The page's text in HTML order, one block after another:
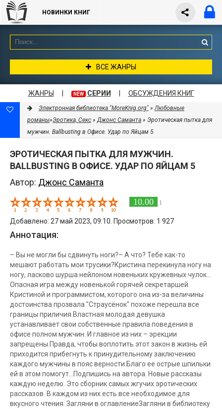
НОВИНКИ КНИГ
ВСЕ ЖАНРЫ
ЖАНРЫ NEW СЕРИИ ОБСУЖДЕНИЯ КНИГ
Электронная библиотека "MoreKnig.org" »Любовные
романы»Эротика, Секс »Джонс Саманта » Эротическая пытка для
мужчин. Ballbusting в Офисе. Удар по Яйцам 5
ЭРОТИЧЕСКАЯ ПЫТКА ДЛЯ МУЖЧИН.
BALLBUSTING В ОФИСЕ. УДАР ПО ЯЙЦАМ 5
Автор: Джонс Саманта
10.00 1
Добавлено: 27 май 2023, 09:10. Просмотров: 1 927
Аннотация:
– Вы не могли бы сдвинуть ноги?– А что? Тебе как-то
мешают работать мои трусики?Кристина перекинула ногу на
ногу, ласково шурша нейлоном новеньких кружевных чулок…
Опасная игра между новенькой горячей секретаршей
Кристиной и программистом, которого она из-за величины
достоинства прозвала "Страусёнок" похоже перешла все
границы приличия.Властная молодая девушка
устанавливает свои собственные правила поведения в
офисе полном мужчин. И главное из них – эрекции
запрещены.Правда, чтобы воплотить этот закон в жизнь ей
приходится прибегнуть к принудительному заключению
каждого мужчины в пояс верности.Благо ее острые шпильки
ей в этом помогут…Подпишись на автора. Новые рассказы
каждую неделю. Это сборник самых жгучих эротических
рассказов. В каждом из них есть все необходимое для
вкусного чтения. Загляни в оглавлениеЗагляни в библиотеку